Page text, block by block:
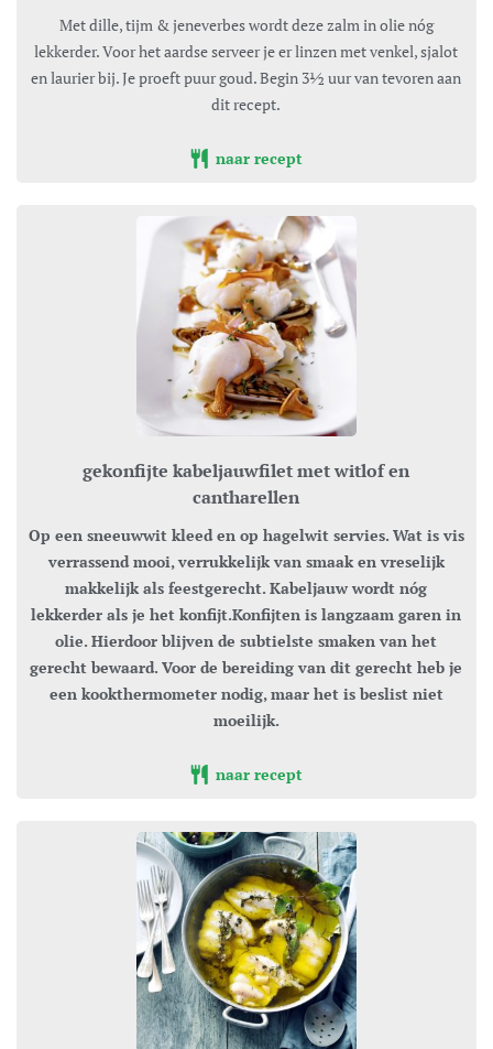
Met dille, tijm & jeneverbes wordt deze zalm in olie nóg
lekkerder. Voor het aardse serveer je er linzen met venkel, sjalot
en laurier bij. Je proeft puur goud. Begin 3½ uur van tevoren aan
dit recept.
naar recept
gekonfijte kabeljauwfilet met witlof en
cantharellen
Op een sneeuwwit kleed en op hagelwit servies. Wat is vis
verrassend mooi, verrukkelijk van smaak en vreselijk
makkelijk als feestgerecht. Kabeljauw wordt nóg
lekkerder als je het konfijt.Konfijten is langzaam garen in
olie. Hierdoor blijven de subtielste smaken van het
gerecht bewaard. Voor de bereiding van dit gerecht heb je
een kookthermometer nodig, maar het is beslist niet
moeilijk.
naar recept